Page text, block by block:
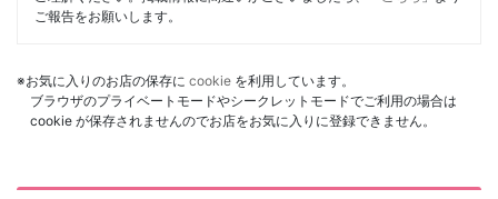
ご報告をお願いします。
※お気に入りのお店の保存に cookie を利用しています。
ブラウザのプライベートモードやシークレットモードでご利用の場合は
cookie が保存されませんのでお店をお気に入りに登録できません。